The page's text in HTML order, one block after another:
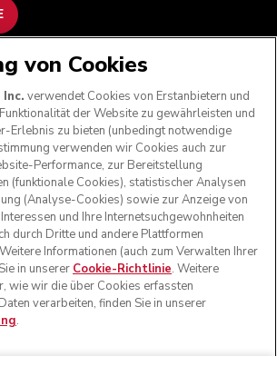
WIR AKZEPTIEREN
FOLGEN SIE UNS
von Cookies
verwendet Cookies von Erstanbietern und
der Website zu gewährleisten und
Erlebnis zu bieten (unbedingt notwendige
verwenden wir Cookies auch zur
Performance, zur Bereitstellung
(funktionale Cookies), statistischer Analysen
(Analyse-Cookies) sowie zur Anzeige von
und Ihre Internetsuchgewohnheiten
durch Dritte und andere Plattformen
Informationen (auch zum Verwalten Ihrer
in unserer Cookie-Richtlinie. Weitere
wie wir die über Cookies erfassten
verarbeiten, finden Sie in unserer
.